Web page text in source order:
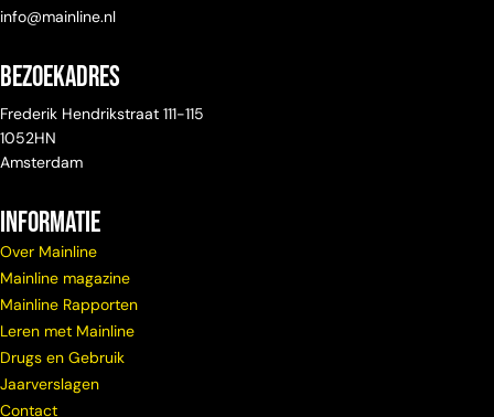
info@mainline.nl
Bezoekadres
Frederik Hendrikstraat 111-115
1052HN
Amsterdam
Informatie
Over Mainline
Mainline magazine
Mainline Rapporten
Leren met Mainline
Drugs en Gebruik
Jaarverslagen
Contact